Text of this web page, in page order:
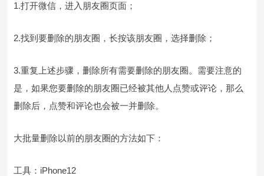
1.打开微信，进入朋友圈页面；
2.找到要删除的朋友圈，长按该朋友圈，选择删除；
3.重复上述步骤，删除所有需要删除的朋友圈。需要注意的
是，如果您要删除的朋友圈已经被其他人点赞或评论，那么
删除后，点赞和评论也会被一并删除。
大批量删除以前的朋友圈的方法如下：
工具：iPhone12